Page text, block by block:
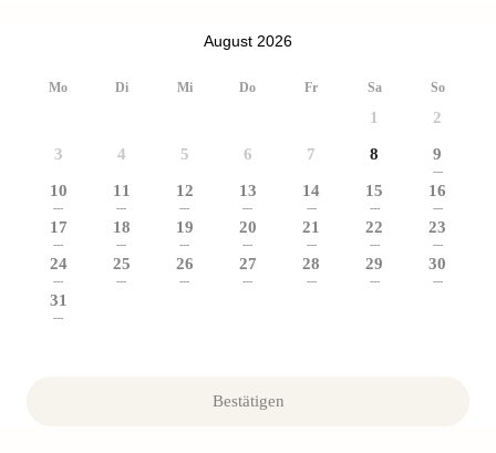
August 2026
Mo Di Mi Do Fr Sa So
1 2
3 4 5 6 7 8 9
---
10
---
11
---
12
---
13
---
14
---
15
---
16
---
17
---
18
---
19
---
20
---
21
---
22
---
23
---
24
---
25
---
26
---
27
---
28
---
29
---
30
---
31
---
Bestätigen